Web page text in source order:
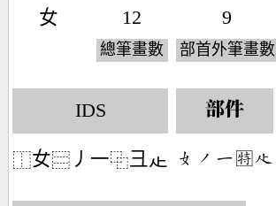
女 12
總筆畫數
9
部首外筆畫數
IDS
⿰女⿳ 丿一⿻彐龰
部件
󶂛󶀄󶀀㊕󶃎